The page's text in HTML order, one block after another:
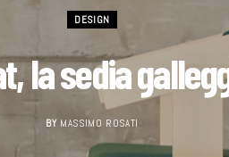
DESIGN
la sedia
BY MASSIMO ROSATI